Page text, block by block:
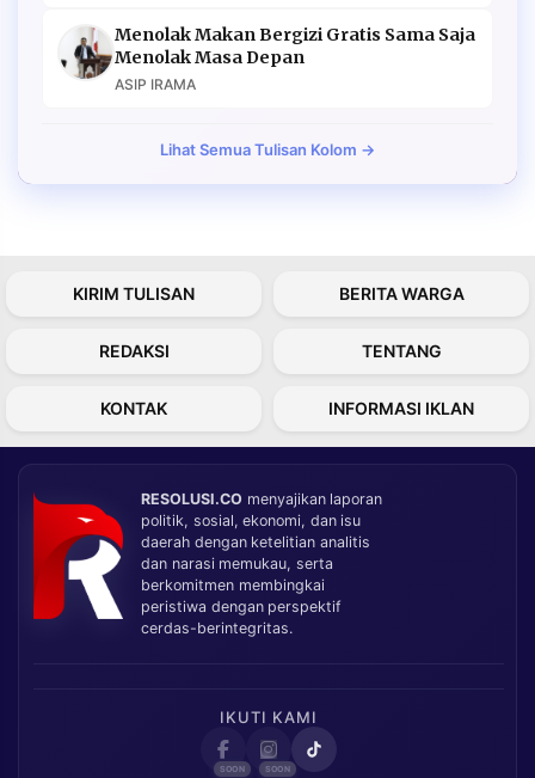
Menolak Makan Bergizi Gratis Sama Saja
Menolak Masa Depan
ASIP IRAMA
Lihat Semua Tulisan Kolom →
KIRIM TULISAN BERITA WARGA
REDAKSI TENTANG
KONTAK INFORMASI IKLAN
RESOLUSI.CO menyajikan laporan
politik, sosial, ekonomi, dan isu
daerah dengan ketelitian analitis
dan narasi memukau, serta
berkomitmen membingkai
peristiwa dengan perspektif
cerdas-berintegritas.
IKUTI KAMI